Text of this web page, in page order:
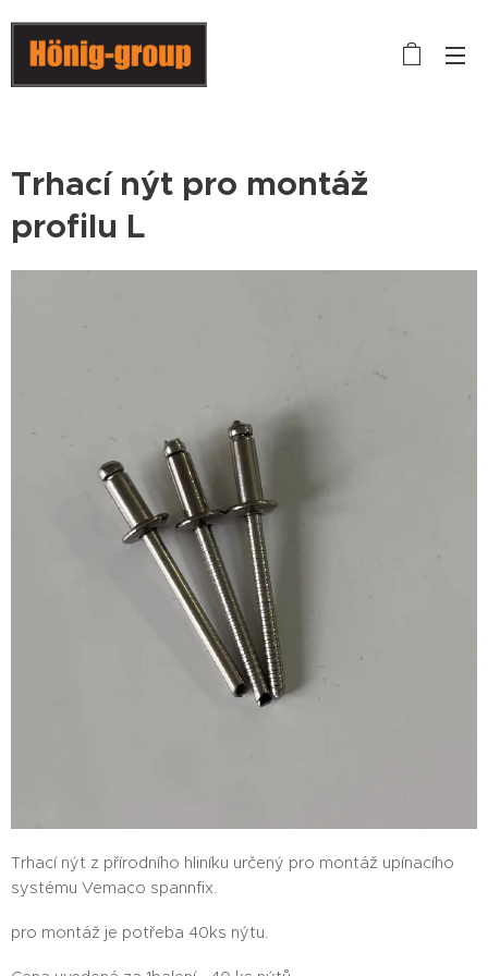
Trhací nýt pro montáž
profilu L
Trhací nýt z přírodního hliníku určený pro montáž upínacího
systému Vemaco spannfix.
pro montáž je potřeba 40ks nýtu.